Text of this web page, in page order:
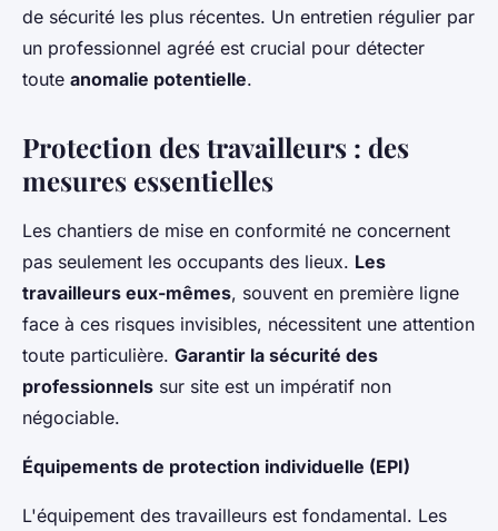
de sécurité les plus récentes. Un entretien régulier par
un professionnel agréé est crucial pour détecter
toute anomalie potentielle.
Protection des travailleurs : des
mesures essentielles
Les chantiers de mise en conformité ne concernent
pas seulement les occupants des lieux. Les
travailleurs eux-mêmes, souvent en première ligne
face à ces risques invisibles, nécessitent une attention
toute particulière. Garantir la sécurité des
professionnels sur site est un impératif non
négociable.
Équipements de protection individuelle (EPI)
L'équipement des travailleurs est fondamental. Les